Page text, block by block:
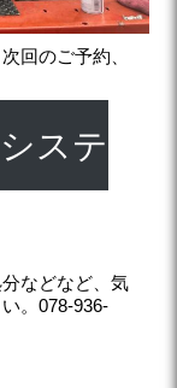
回のご予約、
ステ
などなど、気
。078-936-